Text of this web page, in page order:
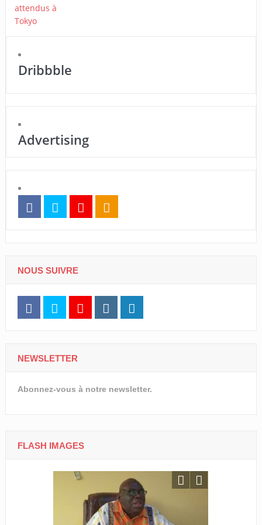
Dribbble
Advertising
NOUS SUIVRE
NEWSLETTER
Abonnez-vous à notre newsletter.
FLASH IMAGES